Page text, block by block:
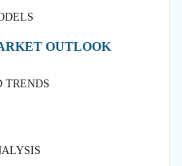
OUTLOOK
TRENDS